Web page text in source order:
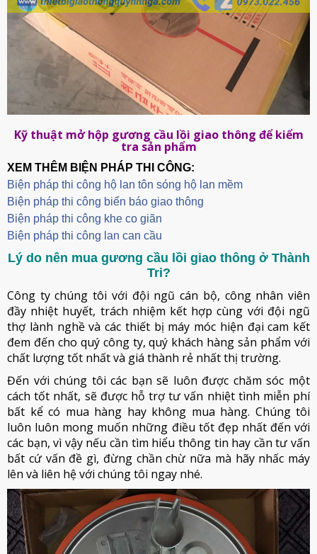
Kỹ thuật mở hộp gương cầu lồi giao thông để kiểm
tra sản phẩm
XEM THÊM BIỆN PHÁP THI CÔNG:
Biện pháp thi công hộ lan tôn sóng hộ lan mềm
Biện pháp thi công biển báo giao thông
Biện pháp thi công khe co giãn
Biện pháp thi công lan can cầu
Lý do nên mua gương cầu lồi giao thông ở Thành
Tri?
Công ty chúng tôi với đội ngũ cán bộ, công nhân viên
đầy nhiệt huyết, trách nhiệm kết hợp cùng với đội ngũ
thợ lành nghề và các thiết bị máy móc hiện đại cam kết
đem đến cho quý công ty, quý khách hàng sản phẩm với
chất lượng tốt nhất và giá thành rẻ nhất thị trường.
Đến với chúng tôi các bạn sẽ luôn được chăm sóc một
cách tốt nhất, sẽ được hỗ trợ tư vấn nhiệt tình miễn phí
bất kể có mua hàng hay không mua hàng. Chúng tôi
luôn luôn mong muốn những điều tốt đẹp nhất đến với
các bạn, vì vậy nếu cần tìm hiểu thông tin hay cần tư vấn
bất cứ vấn đề gì, đừng chần chừ nữa mà hãy nhấc máy
lên và liên hệ với chúng tôi ngay nhé.